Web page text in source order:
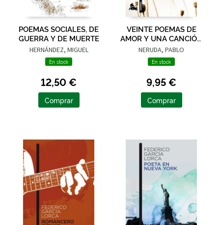
POEMAS SOCIALES, DE
GUERRA Y DE MUERTE
HERNÁNDEZ, MIGUEL
En stock
12,50 €
Comprar
VEINTE POEMAS DE
AMOR Y UNA CANCIÓN
DESESPERADA
NERUDA, PABLO
En stock
9,95 €
Comprar